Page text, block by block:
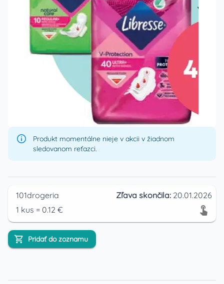
Produkt momentálne nieje v akcii v žiadnom
sledovanom reťazci.
101drogeria Zľava skončila: 20.01.2026
1 kus = 0.12 €
Pridať do zoznamu